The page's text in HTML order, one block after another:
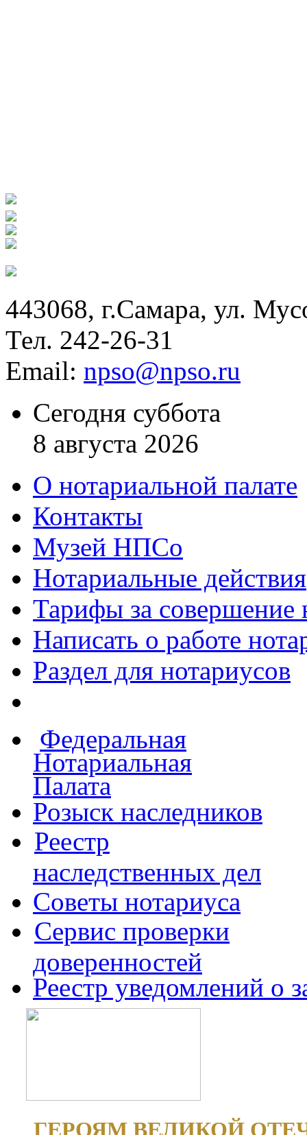
443068, г.Самара, ул.
Тел. 242-26-31
Email: npso@npso.ru
Сегодня суббота
8 августа 2026
О нотариальной палате
Контакты
Музей НПСо
Нотариальные действия
Тарифы за совершение
Написать о работе
Раздел для нотариусов
Федеральная
Нотариальная
Палата
Розыск наследников
Реестр
наследственных дел
Советы нотариуса
Сервис проверки
доверенностей
Реестр уведомлений о
ГЕРОЯМ ВЕЛИКОЙ